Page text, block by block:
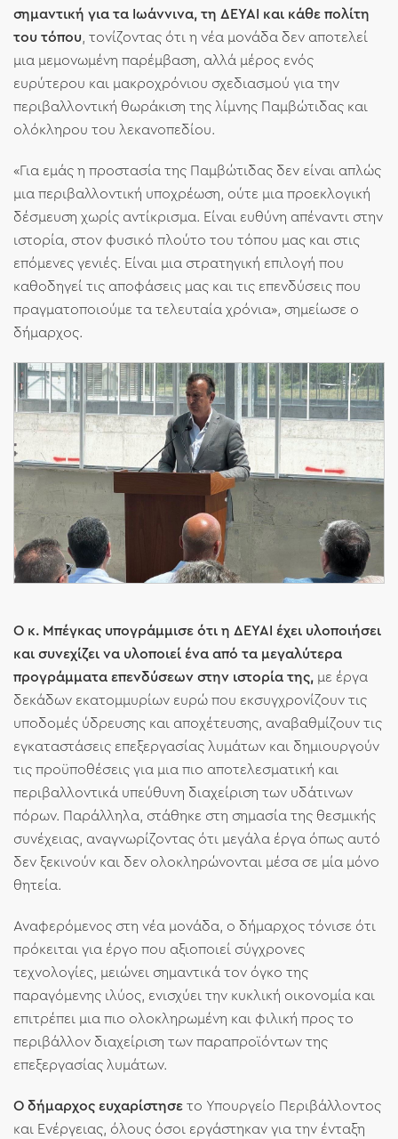
σημαντική για τα Ιωάννινα, τη ΔΕΥΑΙ και κάθε πολίτη
του τόπου , τονίζοντας ότι η νέα μονάδα δεν αποτελεί
μια μεμονωμένη παρέμβαση, αλλά μέρος ενός
ευρύτερου και μακροχρόνιου σχεδιασμού για την
περιβαλλοντική θωράκιση της λίμνης Παμβώτιδας και
ολόκληρου του λεκανοπεδίου.
«Για εμάς η προστασία της Παμβώτιδας δεν είναι απλώς
μια περιβαλλοντική υποχρέωση, ούτε μια προεκλογική
δέσμευση χωρίς αντίκρισμα. Είναι ευθύνη απέναντι στην
ιστορία, στον φυσικό πλούτο του τόπου μας και στις
επόμενες γενιές. Είναι μια στρατηγική επιλογή που
καθοδηγεί τις αποφάσεις μας και τις επενδύσεις που
πραγματοποιούμε τα τελευταία χρόνια», σημείωσε ο
δήμαρχος.
Ο κ. Μπέγκας υπογράμμισε ότι η ΔΕΥΑΙ έχει υλοποιήσει
και συνεχίζει να υλοποιεί ένα από τα μεγαλύτερα
προγράμματα επενδύσεων στην ιστορία της, με έργα
δεκάδων εκατομμυρίων ευρώ που εκσυγχρονίζουν τις
υποδομές ύδρευσης και αποχέτευσης, αναβαθμίζουν τις
εγκαταστάσεις επεξεργασίας λυμάτων και δημιουργούν
τις προϋποθέσεις για μια πιο αποτελεσματική και
περιβαλλοντικά υπεύθυνη διαχείριση των υδάτινων
πόρων. Παράλληλα, στάθηκε στη σημασία της θεσμικής
συνέχειας, αναγνωρίζοντας ότι μεγάλα έργα όπως αυτό
δεν ξεκινούν και δεν ολοκληρώνονται μέσα σε μία μόνο
θητεία.
Αναφερόμενος στη νέα μονάδα, ο δήμαρχος τόνισε ότι
πρόκειται για έργο που αξιοποιεί σύγχρονες
τεχνολογίες, μειώνει σημαντικά τον όγκο της
παραγόμενης ιλύος, ενισχύει την κυκλική οικονομία και
επιτρέπει μια πιο ολοκληρωμένη και φιλική προς το
περιβάλλον διαχείριση των παραπροϊόντων της
επεξεργασίας λυμάτων.
Ο δήμαρχος ευχαρίστησε το Υπουργείο Περιβάλλοντος
και Ενέργειας, όλους όσοι εργάστηκαν για την ένταξη